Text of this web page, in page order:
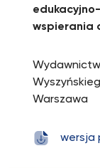
wspierania
Warszawa
wersja